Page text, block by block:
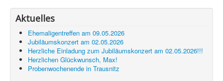
Aktuelles
Ehemaligentreffen am 09.05.2026
Jubiläumskonzert am 02.05.2026
Herzliche Einladung zum Jubiläumskonzert am 02.05.2026!!!
Herzlichen Glückwunsch, Max!
Probenwochenende in Trausnitz